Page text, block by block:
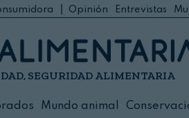
Opinión Entrevistas
SEGURIDAD ALIMENTARIA
Mundo animal